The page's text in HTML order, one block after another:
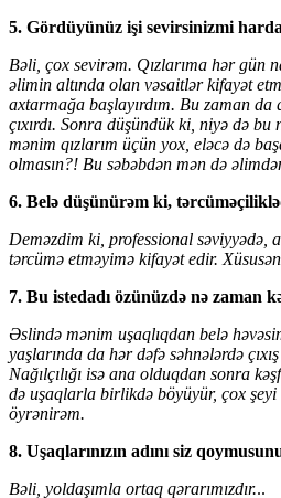
5. Gördüyünüz işi sevirsinizmi
Bəli, çox sevirəm. Qızlarıma hər gün
əlimin altında olan vəsaitlər kifayət
axtarmağa başlayırdım. Bu zaman da
çıxırdı. Sonra düşündük ki, niyə də
mənim qızlarım üçün yox, eləcə də
olmasın?! Bu səbəbdən mən də
6. Belə düşünürəm ki,
Deməzdim ki, professional səviyyədə,
tərcümə etməyimə kifayət edir.
7. Bu istedadı özünüzdə nə zaman
Əslində mənim uşaqlıqdan belə
yaşlarında da hər dəfə səhnələrdə
Nağılçılığı isə ana olduqdan sonra
də uşaqlarla birlikdə böyüyür, çox şeyi
öyrənirəm.
8. Uşaqlarınızın adını siz
Bəli, yoldaşımla ortaq qərarımızdır...